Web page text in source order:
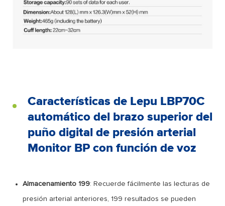
Características de Lepu LBP70C
automático del brazo superior del
puño digital de presión arterial
Monitor BP con función de voz
Almacenamiento 199: Recuerde fácilmente las lecturas de
presión arterial anteriores, 199 resultados se pueden